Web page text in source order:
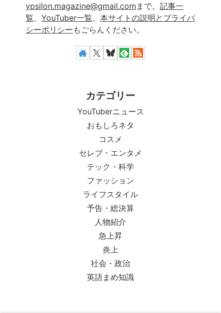
ypsilon.magazine@gmail.com まで。 記事一
覧、 YouTuber一覧、 本サイトの説明とプライバ
シーポリシー もごらんください。
カテゴリー
YouTuberニュース
おもしろネタ
コスメ
セレブ・エンタメ
テック・科学
ファッション
ライフスタイル
予告・総決算
人物紹介
急上昇
炎上
社会・政治
英語まめ知識